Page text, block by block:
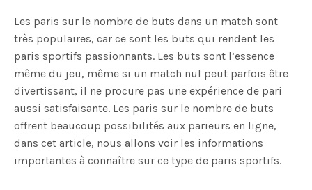
Les paris sur le nombre de buts dans un match sont
très populaires, car ce sont les buts qui rendent les
paris sportifs passionnants. Les buts sont l’essence
même du jeu, même si un match nul peut parfois être
divertissant, il ne procure pas une expérience de pari
aussi satisfaisante. Les paris sur le nombre de buts
offrent beaucoup possibilités aux parieurs en ligne,
dans cet article, nous allons voir les informations
importantes à connaître sur ce type de paris sportifs.